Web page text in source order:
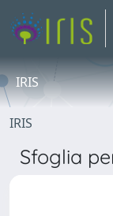
IRIS
IRIS
Sfoglia